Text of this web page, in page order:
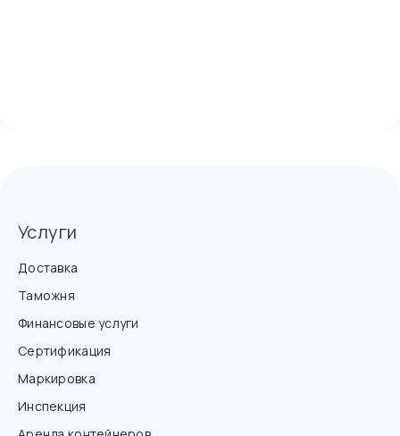
Услуги
Доставка
Таможня
Финансовые услуги
Сертификация
Маркировка
Инспекция